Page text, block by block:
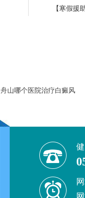
【寒假援
舟山哪个医院治疗白癜风